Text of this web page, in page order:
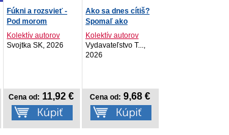
Fúkni a rozsvieť -
Pod morom
Kolektív autorov
Svojtka SK, 2026
Cena od: 11,92 €
Ako sa dnes cítiš?
Spomaľ ako
leňochod P...
Kolektív autorov
Vydavateľstvo T...,
2026
Cena od: 9,68 €